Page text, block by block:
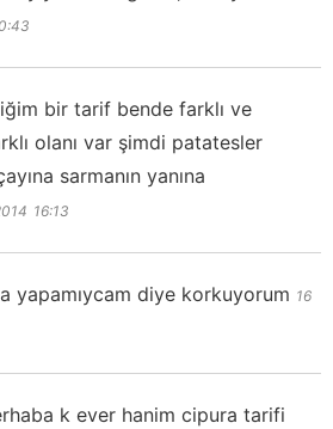
bir tarif bende farklı ve
olanı var şimdi patatesler
sarmanın yanına
16:13
yapamıycam diye korkuyorum 16
k ever hanim cipura tarifi